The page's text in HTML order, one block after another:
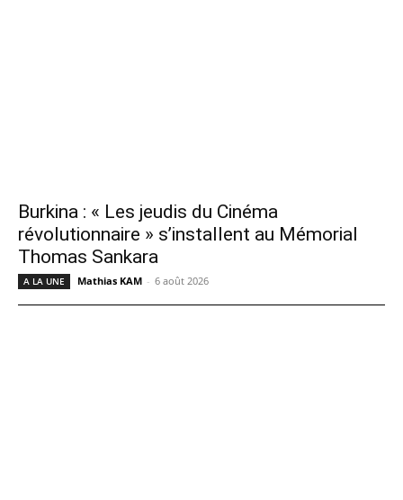
Burkina : « Les jeudis du Cinéma
révolutionnaire » s’installent au Mémorial
Thomas Sankara
A LA UNE Mathias KAM - 6 août 2026